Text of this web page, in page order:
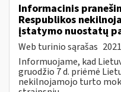
Informacinis
Respublikos
įstatymo nuostatų
Web turinio sąrašas
Informuojame, kad
gruodžio 7 d. priėmė
nekilnojamojo turto